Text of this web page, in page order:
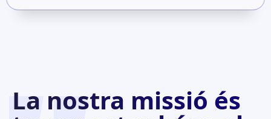
La nostra missió és